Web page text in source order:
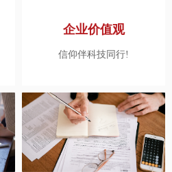
企业价值观
信仰伴科技同行!